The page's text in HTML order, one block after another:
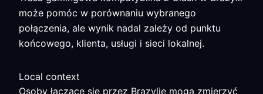
może pomóc w porównaniu wybranego
połączenia, ale wynik nadal zależy od punktu
końcowego, klienta, usługi i sieci lokalnej.
Local context
Osoby łączące się przez Brazylię mogą zmierzyć